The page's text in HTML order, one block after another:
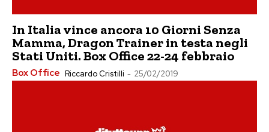
In Italia vince ancora 10 Giorni Senza
Mamma, Dragon Trainer in testa negli
Stati Uniti. Box Office 22-24 febbraio
Box Office Riccardo Cristilli - 25/02/2019